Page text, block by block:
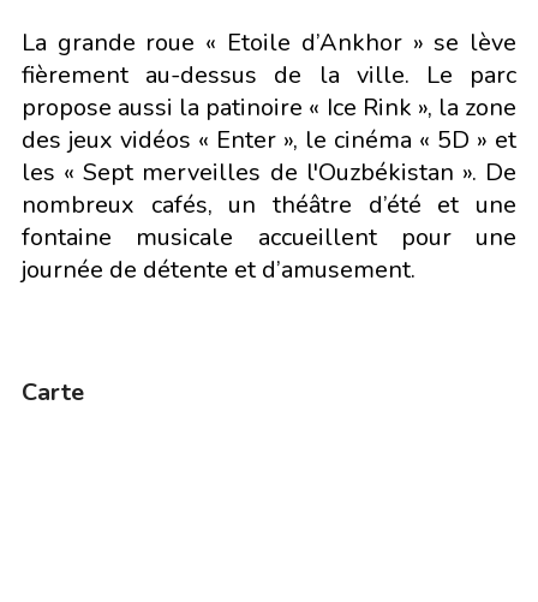
La grande roue « Etoile d’Ankhor » se lève
fièrement au-dessus de la ville. Le parc
propose aussi la patinoire « Ice Rink », la zone
des jeux vidéos « Enter », le cinéma « 5D » et
les « Sept merveilles de l'Ouzbékistan ». De
nombreux cafés, un théâtre d’été et une
fontaine musicale accueillent pour une
journée de détente et d’amusement.
Carte